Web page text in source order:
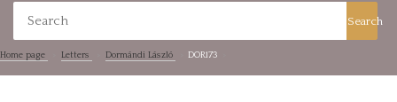
Search
Home page Letters Dormándi László DOR173